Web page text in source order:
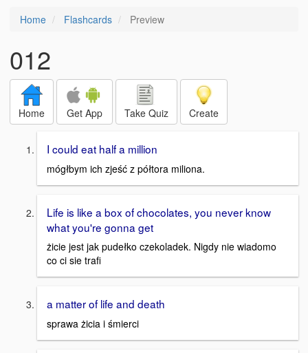
Home Flashcards Preview
012
Home Get App Take Quiz Create
I could eat half a million
mógłbym ich zjeść z półtora miliona.
Life is like a box of chocolates, you never know
what you're gonna get
żicie jest jak pudełko czekoladek. Nigdy nie wiadomo
co ci sie trafi
a matter of life and death
sprawa żicia i śmierci